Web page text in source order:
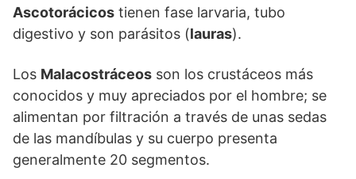
Ascotorácicos tienen fase larvaria, tubo
digestivo y son parásitos (lauras).
Los Malacostráceos son los crustáceos más
conocidos y muy apreciados por el hombre; se
alimentan por filtración a través de unas sedas
de las mandíbulas y su cuerpo presenta
generalmente 20 segmentos.